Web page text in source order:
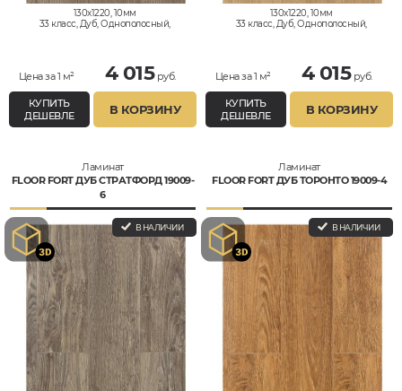
130x1220, 10мм
33 класс, Дуб, Однополосный,
Цена за 1 м² 4 015руб.
КУПИТЬ
ДЕШЕВЛЕ
В КОРЗИНУ
130x1220, 10мм
33 класс, Дуб, Однополосный,
Цена за 1 м² 4 015руб.
КУПИТЬ
ДЕШЕВЛЕ
В КОРЗИНУ
Ламинат
FLOOR FORT ДУБ СТРАТФОРД 19009-
6
В НАЛИЧИИ
Ламинат
FLOOR FORT ДУБ ТОРОНТО 19009-4
В НАЛИЧИИ